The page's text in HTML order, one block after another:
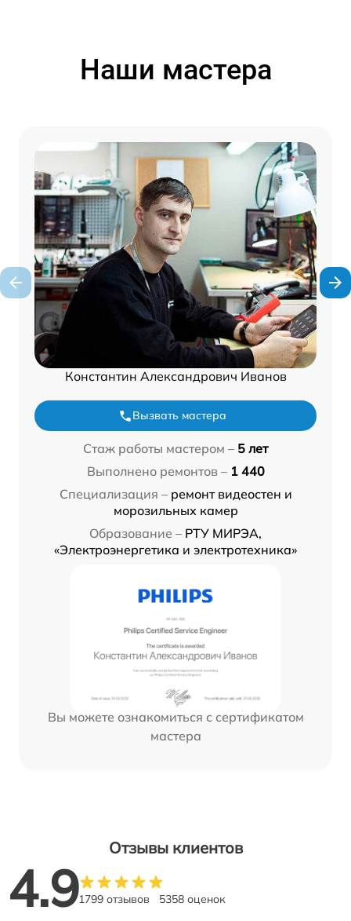
Наши мастера
Константин Александрович Иванов
Вызвать мастера
Стаж работы мастером – 5 лет
Выполнено ремонтов – 1 440
Специализация – ремонт видеостен и
морозильных камер
Образование – РТУ МИРЭА,
«Электроэнергетика и электротехника»
Вы можете ознакомиться с сертификатом
мастера
Отзывы клиентов
4.91799 отзывов 5358 оценок